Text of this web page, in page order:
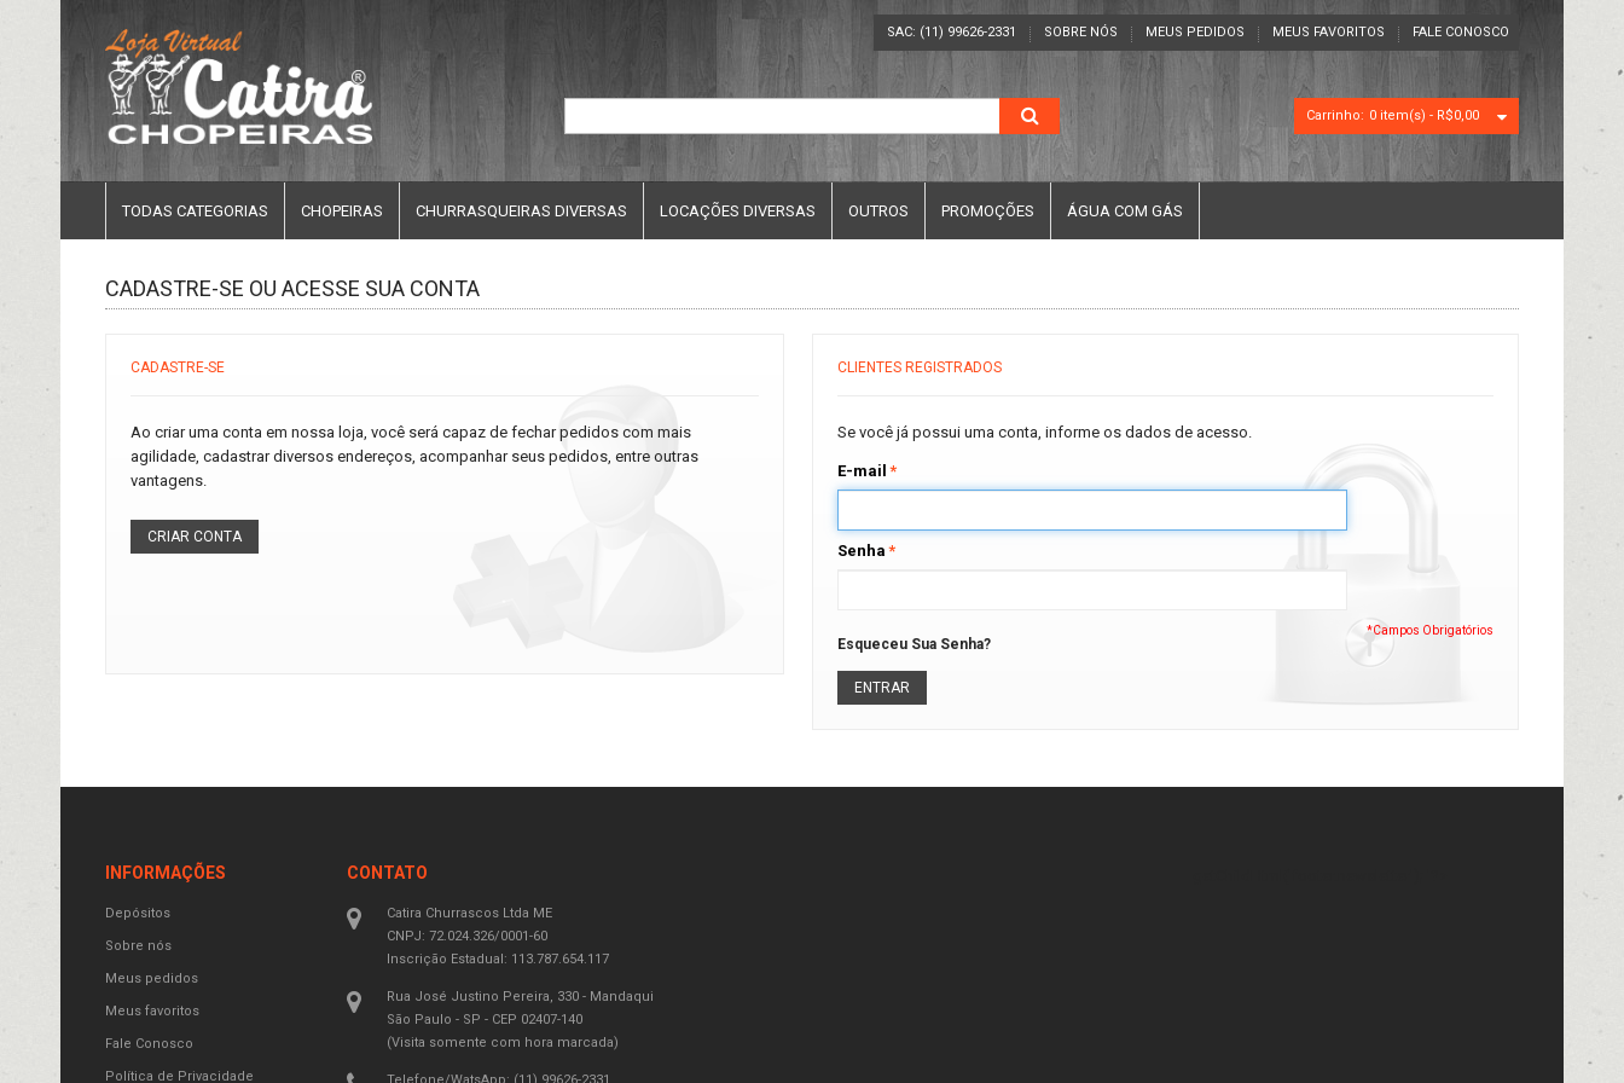
SAC: (11) 99626-2331 SOBRE NÓS MEUS PEDIDOS MEUS FAVORITOS FALE CONOSCO
Carrinho: 0 item(s) - R$0,00
TODAS CATEGORIAS CHOPEIRAS CHURRASQUEIRAS DIVERSAS LOCAÇÕES DIVERSAS OUTROS PROMOÇÕES ÁGUA COM GÁS
CADASTRE-SE OU ACESSE SUA CONTA
CLIENTES REGISTRADOS
Se você já possui uma conta, informe os dados de acesso.
*
E-mail
*
Senha
*Campos Obrigatórios
Esqueceu Sua Senha?
ENTRAR
CADASTRE-SE
Ao criar uma conta em nossa loja, você será capaz de fechar pedidos com mais
agilidade, cadastrar diversos endereços, acompanhar seus pedidos, entre outras
vantagens.
CRIAR CONTA
INFORMAÇÕES
Depósitos
Sobre nós
Meus pedidos
Meus favoritos
Fale Conosco
Política de Privacidade
CONTATO
Catira Churrascos Ltda ME
CNPJ: 72.024.326/0001-60
Inscrição Estadual: 113.787.654.117
Rua José Justino Pereira, 330 - Mandaqui
São Paulo - SP - CEP 02407-140
(Visita somente com hora marcada)